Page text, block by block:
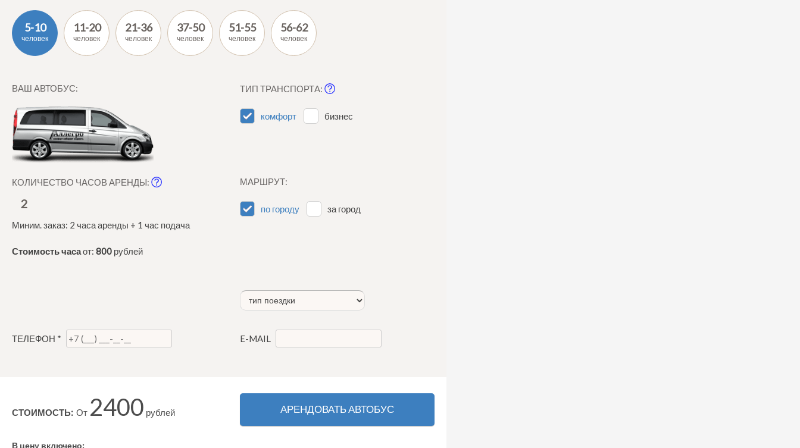
5-10
человек
11-20
человек
21-36
человек
37-50
человек
51-55
человек
56-62
человек
ВАШ АВТОБУС: ТИП ТРАНСПОРТА:
комфорт бизнес
КОЛИЧЕСТВО ЧАСОВ АРЕНДЫ:
2
Миним. заказ: 2 часа аренды + 1 час подача
Стоимость часаот: 800 рублей
МАРШРУТ:
по городу за город
ТЕЛЕФОН * E-MAIL
СТОИМОСТЬ: От 2400 рублей
В цену включено: